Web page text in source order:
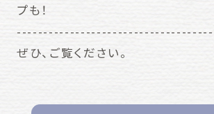
プも！
ぜひ、ご覧ください。